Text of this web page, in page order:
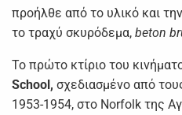
προήλθε από το υλικό και
το τραχύ σκυρόδεμα, beton
Το πρώτο κτίριο του
School, σχεδιασμένο από
1953-1954, στο Norfolk της